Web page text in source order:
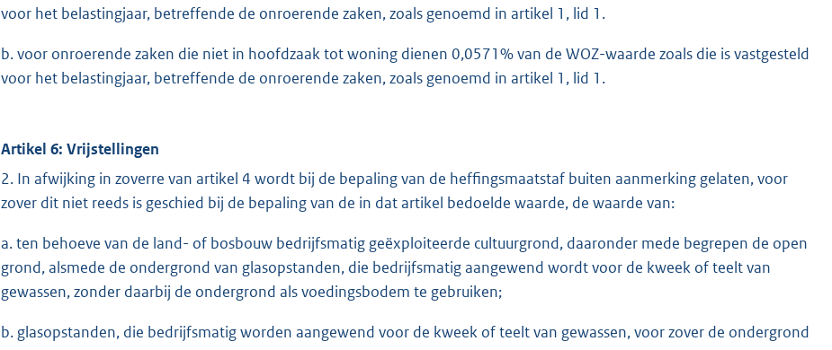
voor het belastingjaar, betreffende de onroerende zaken, zoals genoemd in artikel 1, lid 1.
b. voor onroerende zaken die niet in hoofdzaak tot woning dienen 0,0571% van de WOZ-waarde zoals die is vastgesteld
voor het belastingjaar, betreffende de onroerende zaken, zoals genoemd in artikel 1, lid 1.
Artikel 6: Vrijstellingen
2. In afwijking in zoverre van artikel 4 wordt bij de bepaling van de heffingsmaatstaf buiten aanmerking gelaten, voor
zover dit niet reeds is geschied bij de bepaling van de in dat artikel bedoelde waarde, de waarde van:
a. ten behoeve van de land- of bosbouw bedrijfsmatig geëxploiteerde cultuurgrond, daaronder mede begrepen de open
grond, alsmede de ondergrond van glasopstanden, die bedrijfsmatig aangewend wordt voor de kweek of teelt van
gewassen, zonder daarbij de ondergrond als voedingsbodem te gebruiken;
b. glasopstanden, die bedrijfsmatig worden aangewend voor de kweek of teelt van gewassen, voor zover de ondergrond